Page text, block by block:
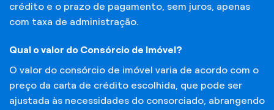
crédito e o prazo de pagamento, sem juros, apenas
com taxa de administração.
Qual o valor do Consórcio de Imóvel?
O valor do consórcio de imóvel varia de acordo com o
preço da carta de crédito escolhida, que pode ser
ajustada às necessidades do consorciado, abrangendo